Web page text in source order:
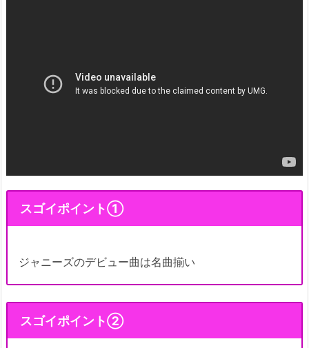
スゴイポイント①
ジャニーズのデビュー曲は名曲揃い
スゴイポイント②